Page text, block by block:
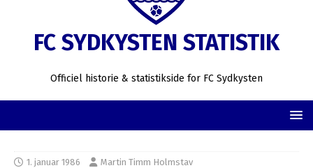
FC SYDKYSTEN STATISTIK
Officiel historie & statistikside for FC Sydkysten
1. januar 1986 Martin Timm Holmstav